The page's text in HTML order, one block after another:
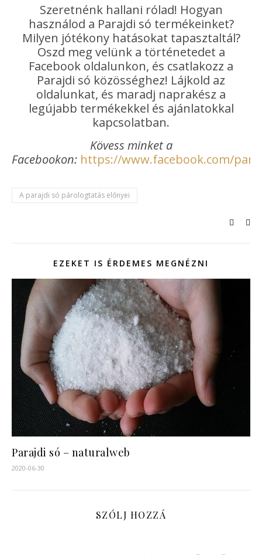
Szeretnénk hallani rólad! Hogyan
használod a Parajdi só termékeinket?
Milyen jótékony hatásokat tapasztaltál?
Oszd meg velünk a történetedet a
Facebook oldalunkon, és csatlakozz a
Parajdi só közösséghez! Lájkold az
oldalunkat, és maradj naprakész a
legújabb termékekkel és ajánlatokkal
kapcsolatban.
Kövess minket a
Facebookon: https://www.facebook.com/
A parajdi só párologtatás előnyei
EZEKET IS ÉRDEMES MEGNÉZNI
Parajdi só – naturalweb
2020-06-30
SZÓLJ HOZZÁ